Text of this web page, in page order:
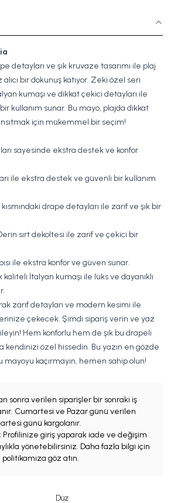
detayları ve şık kruvaze tasarımı ile plaj
bir dokunuş katıyor. Zeki özel seri
kumaşı ve dikkat çekici detayları ile
kullanım sunar. Bu mayo, plajda dikkat
için mükemmel bir seçim!
sayesinde ekstra destek ve konfor
ile ekstra destek ve güvenli bir kullanım
drape detayları ile zarif ve şık bir
sırt dekoltesi ile zarif ve çekici bir
ile ekstra konfor ve güven sunar.
kaliteli İtalyan kumaşı ile lüks ve dayanıklı
zarif detayları ve modern kesimi ile
çekecek. Şimdi sipariş verin ve yaz
Hem konforlu hem de şık bu drapeli
kendinizi özel hissedin. Bu yazın en gözde
mayoyu kaçırmayın, hemen sahip olun!
sonra verilen siparişler bir sonraki iş
Cumartesi ve Pazar günü verilen
günü kargolanır.
Profilinize giriş yaparak iade ve değişim
yönetebilirsiniz. Daha fazla bilgi için
göz atın.
Düz